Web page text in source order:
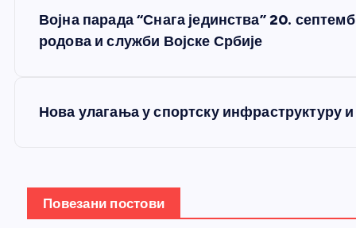
а
Војна парада “Снага јединства” 20.
родова и служби Војске Србије
Нова улагања у спортску инфраструктуру
Повезани постови